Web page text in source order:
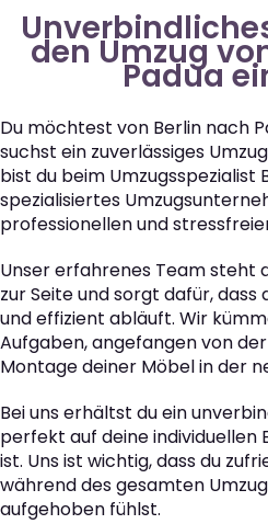
den Umzug
Padua
Du möchtest von Berlin nach
suchst ein zuverlässiges
bist du beim Umzugsspezialist
spezialisiertes
professionellen und
Unser erfahrenes Team steht
zur Seite und sorgt dafür, dass
und effizient abläuft. Wir
Aufgaben, angefangen von
Montage deiner Möbel in der
Bei uns erhältst du ein
perfekt auf deine individuellen
ist. Uns ist wichtig, dass du
während des gesamten
aufgehoben fühlst.